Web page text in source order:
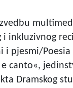
i inkluzivnog
i pjesmi/
canto«,
Dramskog